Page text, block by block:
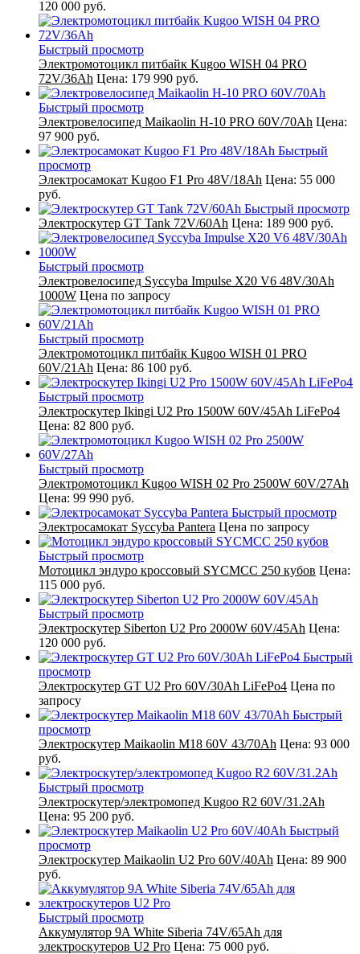
120 000 руб.
Быстрый просмотр
Электромотоцикл питбайк Kugoo WISH 04 PRO
72V/36Ah Цена: 179 990 руб.
Быстрый просмотр
Электровелосипед Maikaolin H-10 PRO 60V/70Ah Цена:
97 900 руб.
Быстрый
просмотр
Электросамокат Kugoo F1 Pro 48V/18Ah Цена: 55 000
руб.
Быстрый просмотр
Электроскутер GT Tank 72V/60Ah Цена: 189 900 руб.
Быстрый просмотр
Электровелосипед Syccyba Impulse X20 V6 48V/30Ah
1000W Цена по запросу
Быстрый просмотр
Электромотоцикл питбайк Kugoo WISH 01 PRO
60V/21Ah Цена: 86 100 руб.
Быстрый просмотр
Электроскутер Ikingi U2 Pro 1500W 60V/45Ah LiFePo4
Цена: 82 800 руб.
Быстрый просмотр
Электромотоцикл Kugoo WISH 02 Pro 2500W 60V/27Ah
Цена: 99 990 руб.
Быстрый просмотр
Электросамокат Syccyba Pantera Цена по запросу
Быстрый просмотр
Мотоцикл эндуро кроссовый SYCMCC 250 кубов Цена:
115 000 руб.
Быстрый просмотр
Электроскутер Siberton U2 Pro 2000W 60V/45Ah Цена:
120 000 руб.
Быстрый
просмотр
Электроскутер GT U2 Pro 60V/30Ah LiFePo4 Цена по
запросу
Быстрый
просмотр
Электроскутер Maikaolin M18 60V 43/70Ah Цена: 93 000
руб.
Быстрый просмотр
Электроскутер/электромопед Kugoo R2 60V/31.2Ah
Цена: 95 200 руб.
Быстрый
просмотр
Электроскутер Maikaolin U2 Pro 60V/40Ah Цена: 89 900
руб.
Быстрый просмотр
Аккумулятор 9A White Siberia 74V/65Ah для
электроскутеров U2 Pro Цена: 75 000 руб.